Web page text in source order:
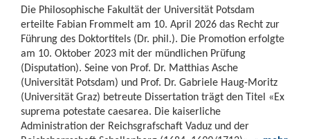
Die Philosophische Fakultät der Universität Potsdam
erteilte Fabian Frommelt am 10. April 2026 das Recht zur
Führung des Doktortitels (Dr. phil.). Die Promotion erfolgte
am 10. Oktober 2023 mit der mündlichen Prüfung
(Disputation). Seine von Prof. Dr. Matthias Asche
(Universität Potsdam) und Prof. Dr. Gabriele Haug-Moritz
(Universität Graz) betreute Dissertation trägt den Titel «Ex
suprema potestate caesarea. Die kaiserliche
Administration der Reichsgrafschaft Vaduz und der